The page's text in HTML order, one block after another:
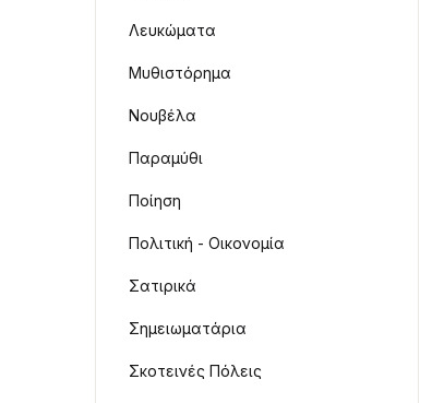
Λευκώματα
Μυθιστόρημα
Νουβέλα
Παραμύθι
Ποίηση
Πολιτική - Οικονομία
Σατιρικά
Σημειωματάρια
Σκοτεινές Πόλεις